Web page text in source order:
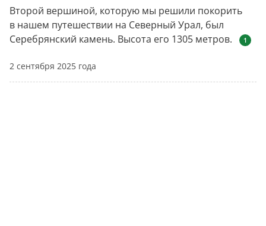
Второй вершиной, которую мы решили покорить
в нашем путешествии на Северный Урал, был
Серебрянский камень. Высота его 1305 метров.
1
2 сентября 2025 года